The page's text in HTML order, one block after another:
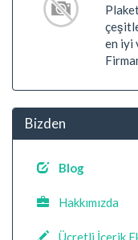
en iyi
Bizden
Blog
Hakkımızda
Ücretli İçerik